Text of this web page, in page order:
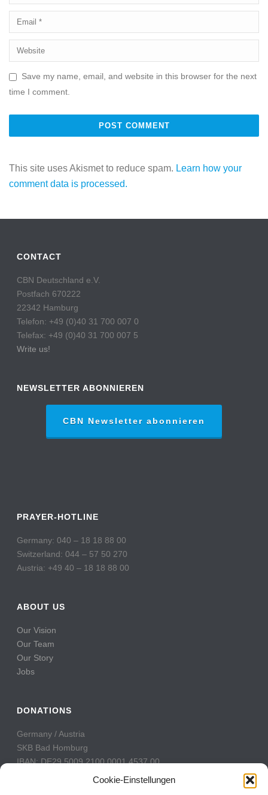
Cookie-Einstellungen
Save my name, email, and website in this browser for the next
time I comment.
This site uses Akismet to reduce spam. Learn how your
comment data is processed.
CONTACT
CBN Deutschland e.V.
Postfach 670222
22342 Hamburg
Telefon: +49 (0)40 31 700 007 0
Telefax: +49 (0)40 31 700 007 5
Write us!
NEWSLETTER ABONNIEREN
CBN Newsletter abonnieren
PRAYER-HOTLINE
Germany: 040 – 18 18 88 00
Switzerland: 044 – 57 50 270
Austria: +49 40 – 18 18 88 00
ABOUT US
Our Vision
Our Team
Our Story
Jobs
DONATIONS
Germany / Austria
SKB Bad Homburg
IBAN: DE29 5009 2100 0001 4537 00
BIC: GENODE51BH2